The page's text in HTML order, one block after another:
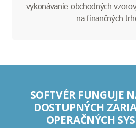
vykonávanie obchodných
na finančných
SOFTVÉR FUNGUJE
DOSTUPNÝCH
OPERAČNÝCH